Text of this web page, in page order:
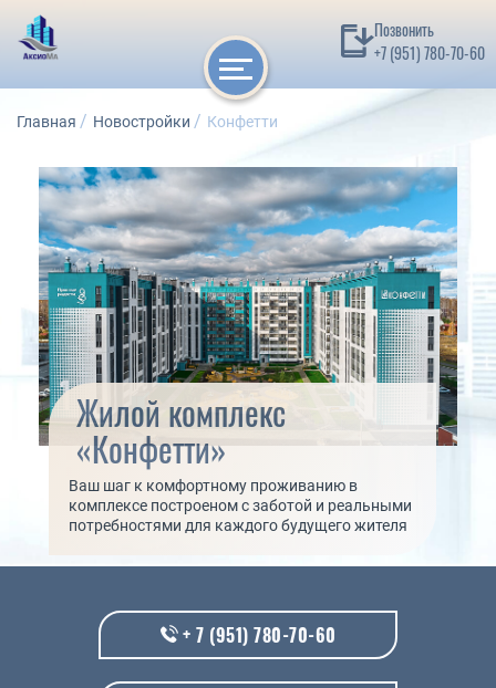
Позвонить
+7 (951) 780-70-60
Главная Новостройки Конфетти
Жилой комплекс
«Конфетти»
Ваш шаг к комфортному проживанию в
комплексе построеном с заботой и реальными
потребностями для каждого будущего жителя
+ 7 (951) 780-70-60